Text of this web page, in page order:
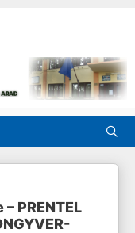
PRENTEL